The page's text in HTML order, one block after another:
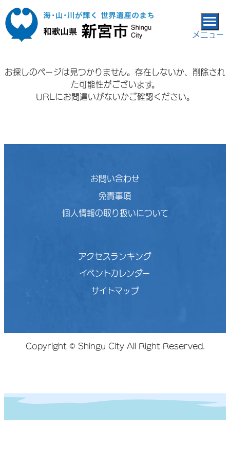
本文へ移動
メニュー
お探しのページは見つかりません。存在しないか、削除され
た可能性がございます。
URLにお間違いがないかご確認ください。
お問い合わせ
免責事項
個人情報の取り扱いについて
アクセスランキング
イベントカレンダー
サイトマップ
Copyright © Shingu City All Right Reserved.